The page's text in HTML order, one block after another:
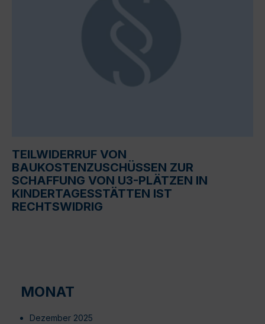
TEILWIDERRUF VON
BAUKOSTENZUSCHÜSSEN ZUR
SCHAFFUNG VON U3-PLÄTZEN IN
KINDERTAGESSTÄTTEN IST
RECHTSWIDRIG
MONAT
Dezember 2025